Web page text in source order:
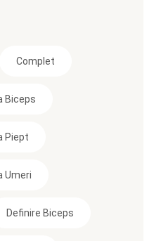
Complet
Biceps
Piept
Umeri
Definire Biceps